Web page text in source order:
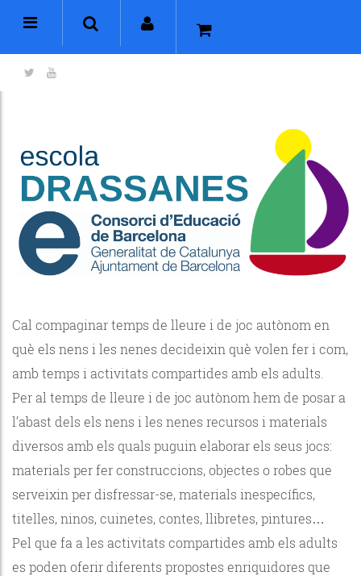
Cal compaginar temps de lleure i de joc autònom en
què els nens i les nenes decideixin què volen fer i com,
amb temps i activitats compartides amb els adults.
Per al temps de lleure i de joc autònom hem de posar a
l’abast dels els nens i les nenes recursos i materials
diversos amb els quals puguin elaborar els seus jocs:
materials per fer construccions, objectes o robes que
serveixin per disfressar-se, materials inespecífics,
titelles, ninos, cuinetes, contes, llibretes, pintures…
Pel que fa a les activitats compartides amb els adults
es poden oferir diferents propostes enriquidores que